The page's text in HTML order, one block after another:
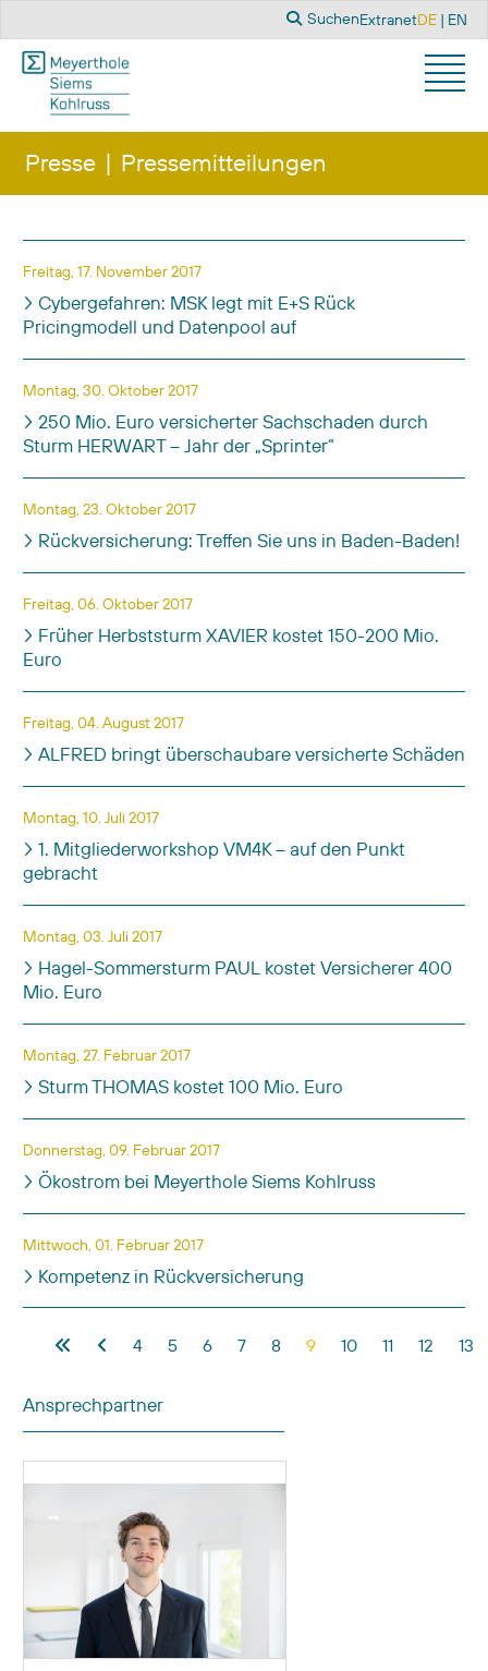
Suchen
SuchenExtranetSprache
DE EN
Presse Pressemitteilungen
Freitag, 17. November 2017
Cybergefahren: MSK legt mit E+S Rück
Pricingmodell und Datenpool auf
Montag, 30. Oktober 2017
250 Mio. Euro versicherter Sachschaden durch
Sturm HERWART – Jahr der „Sprinter“
Montag, 23. Oktober 2017
Rückversicherung: Treffen Sie uns in Baden-Baden!
Freitag, 06. Oktober 2017
Früher Herbststurm XAVIER kostet 150-200 Mio.
Euro
Freitag, 04. August 2017
ALFRED bringt überschaubare versicherte Schäden
Montag, 10. Juli 2017
1. Mitgliederworkshop VM4K – auf den Punkt
gebracht
Montag, 03. Juli 2017
Hagel-Sommersturm PAUL kostet Versicherer 400
Mio. Euro
Montag, 27. Februar 2017
Sturm THOMAS kostet 100 Mio. Euro
Donnerstag, 09. Februar 2017
Ökostrom bei Meyerthole Siems Kohlruss
Mittwoch, 01. Februar 2017
Kompetenz in Rückversicherung
4 5 6 7 8 9 10 11 12 13
Ansprechpartner